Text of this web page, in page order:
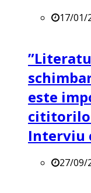
17/01/
este
Interviu
27/09/